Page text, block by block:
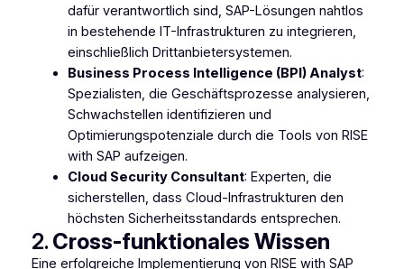
dafür verantwortlich sind, SAP-Lösungen nahtlos
in bestehende IT-Infrastrukturen zu integrieren,
einschließlich Drittanbietersystemen.
Business Process Intelligence (BPI) Analyst:
Spezialisten, die Geschäftsprozesse analysieren,
Schwachstellen identifizieren und
Optimierungspotenziale durch die Tools von RISE
with SAP aufzeigen.
Cloud Security Consultant: Experten, die
sicherstellen, dass Cloud-Infrastrukturen den
höchsten Sicherheitsstandards entsprechen.
2. Cross-funktionales Wissen
Eine erfolgreiche Implementierung von RISE with SAP